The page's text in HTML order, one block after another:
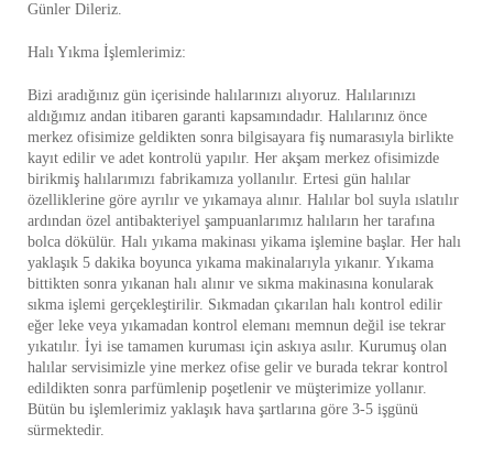
Günler Dileriz.
Halı Yıkma İşlemlerimiz:
Bizi aradığınız gün içerisinde halılarınızı alıyoruz. Halılarınızı
aldığımız andan itibaren garanti kapsamındadır. Halılarınız önce
merkez ofisimize geldikten sonra bilgisayara fiş numarasıyla birlikte
kayıt edilir ve adet kontrolü yapılır. Her akşam merkez ofisimizde
birikmiş halılarımızı fabrikamıza yollanılır. Ertesi gün halılar
özelliklerine göre ayrılır ve yıkamaya alınır. Halılar bol suyla ıslatılır
ardından özel antibakteriyel şampuanlarımız halıların her tarafına
bolca dökülür. Halı yıkama makinası yikama işlemine başlar. Her halı
yaklaşık 5 dakika boyunca yıkama makinalarıyla yıkanır. Yıkama
bittikten sonra yıkanan halı alınır ve sıkma makinasına konularak
sıkma işlemi gerçekleştirilir. Sıkmadan çıkarılan halı kontrol edilir
eğer leke veya yıkamadan kontrol elemanı memnun değil ise tekrar
yıkatılır. İyi ise tamamen kuruması için askıya asılır. Kurumuş olan
halılar servisimizle yine merkez ofise gelir ve burada tekrar kontrol
edildikten sonra parfümlenip poşetlenir ve müşterimize yollanır.
Bütün bu işlemlerimiz yaklaşık hava şartlarına göre 3-5 işgünü
sürmektedir.